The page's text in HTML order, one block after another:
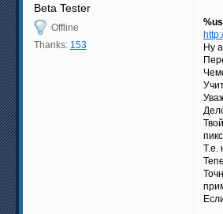
Beta Tester
Offline
Thanks: 153
Ну
Т.е.